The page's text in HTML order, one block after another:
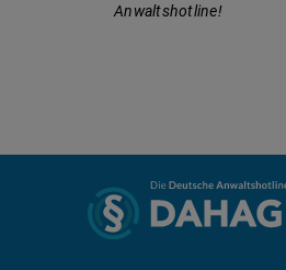
Anwaltshotline!